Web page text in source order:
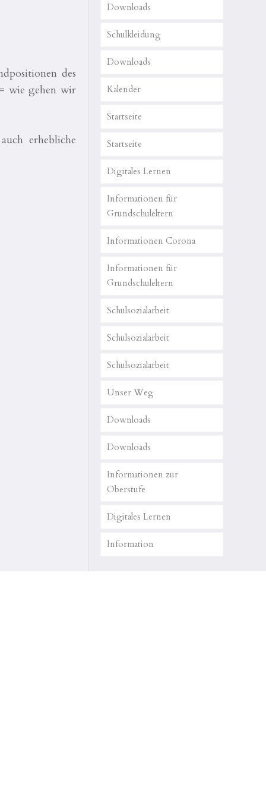
des
wie gehen wir
erhebliche
Downloads
Schulkleidung
Downloads
Kalender
Startseite
Startseite
Digitales Lernen
Informationen für
Grundschuleltern
Informationen Corona
Informationen für
Grundschuleltern
Schulsozialarbeit
Schulsozialarbeit
Schulsozialarbeit
Unser Weg
Downloads
Downloads
Informationen zur
Oberstufe
Digitales Lernen
Information